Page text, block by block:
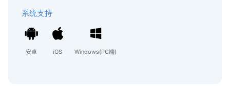
系统支持
安卓 iOS Windows(PC端)